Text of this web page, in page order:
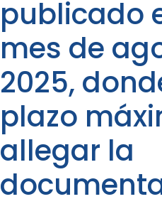
publicado
mes de
2025,
plazo
allegar la